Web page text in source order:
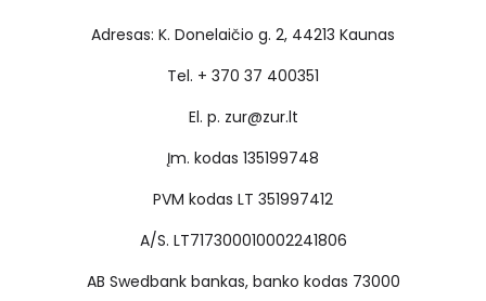
Adresas: K. Donelaičio g. 2, 44213 Kaunas
Tel. + 370 37 400351
El. p. zur@zur.lt
Įm. kodas 135199748
PVM kodas LT 351997412
A/S. LT717300010002241806
AB Swedbank bankas, banko kodas 73000